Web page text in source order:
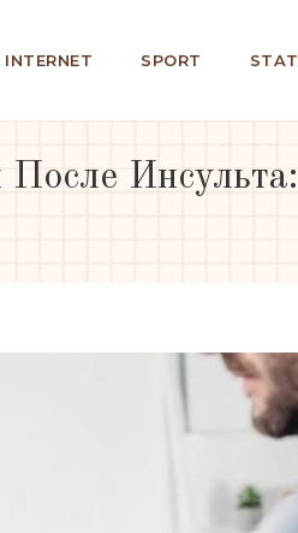
INTERNET SPORT